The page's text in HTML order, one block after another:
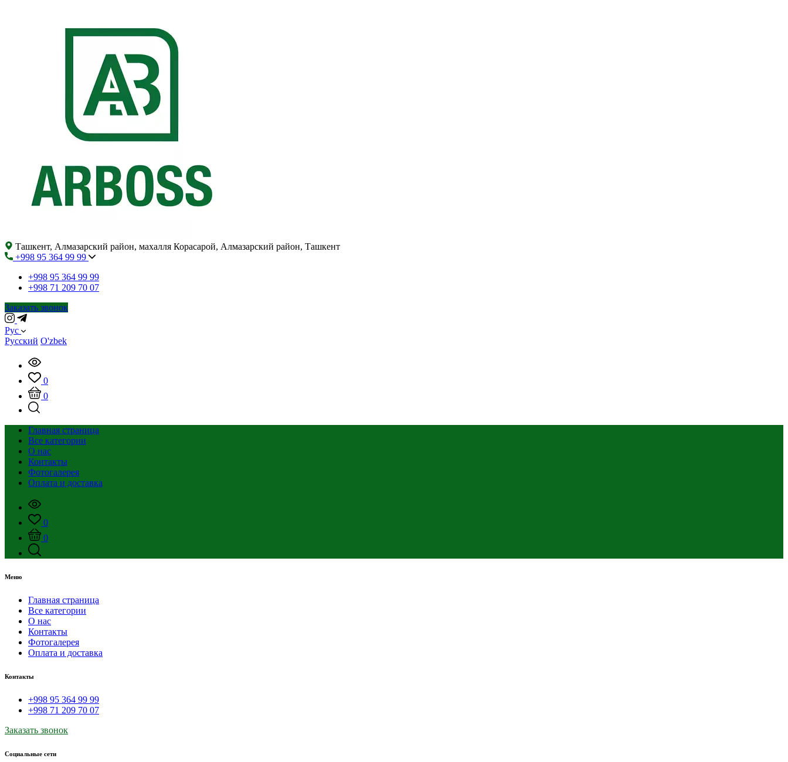
Ташкент, Алмазарский район, махалля Корасарой, Алмазарский район, Ташкент
+998 95 364 99 99
+998 95 364 99 99
+998 71 209 70 07
Заказать звонок
Рус
Русский O'zbek
0
0
Главная страница
Все категории
О нас
Контакты
Фотогалерея
Оплата и доставка
0
0
Меню
Главная страница
Все категории
О нас
Контакты
Фотогалерея
Оплата и доставка
Контакты
+998 95 364 99 99
+998 71 209 70 07
Заказать звонок
Социальные сети